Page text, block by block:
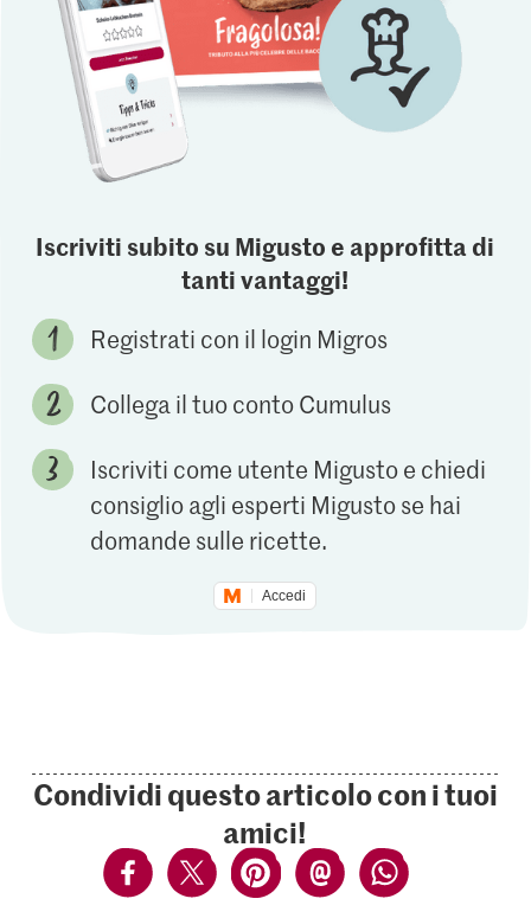
Iscriviti subito su Migusto e approfitta di
tanti vantaggi!
Registrati con il login Migros
Collega il tuo conto Cumulus
Iscriviti come utente Migusto e chiedi
consiglio agli esperti Migusto se hai
domande sulle ricette.
Accedi
Condividi questo articolo con i tuoi
amici!